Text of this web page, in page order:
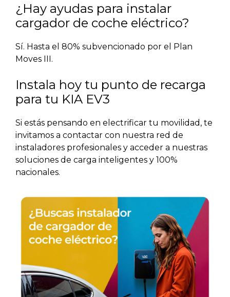
¿Hay ayudas para instalar
cargador de coche eléctrico?
Sí. Hasta el 80% subvencionado por el Plan
Moves III.
Instala hoy tu punto de recarga
para tu KIA EV3
Si estás pensando en electrificar tu movilidad, te
invitamos a contactar con nuestra red de
instaladores profesionales y acceder a nuestras
soluciones de carga inteligentes y 100%
nacionales.